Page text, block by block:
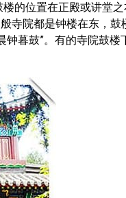
的位置在正殿或讲堂
寺院都是钟楼在东，鼓
暮鼓”。有的寺院鼓楼